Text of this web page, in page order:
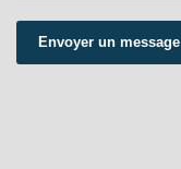
Envoyer un message